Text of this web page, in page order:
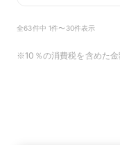
全63件中 1件〜30件表示
※10％の消費税を含めた金